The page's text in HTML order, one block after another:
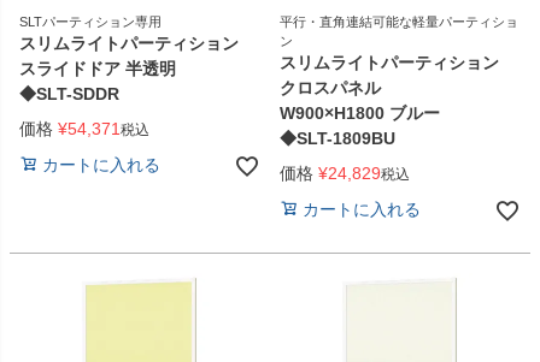
SLTパーティション専用
スリムライトパーティション
スライドドア 半透明
◆SLT-SDDR
価格 ¥54,371税込
カートに入れる
平行・直角連結可能な軽量パーティショ
ン
スリムライトパーティション
クロスパネル
W900×H1800 ブルー
◆SLT-1809BU
価格 ¥24,829税込
カートに入れる